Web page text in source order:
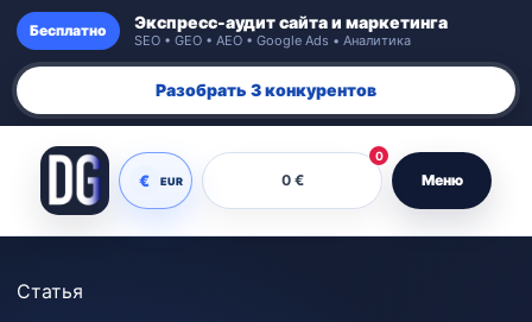
Бесплатно Экспресс-аудит сайта и маркетинга
SEO • GEO • AEO • Google Ads • Аналитика
Разобрать 3 конкурентов
Меню
€ EUR 0 €
0
Статья